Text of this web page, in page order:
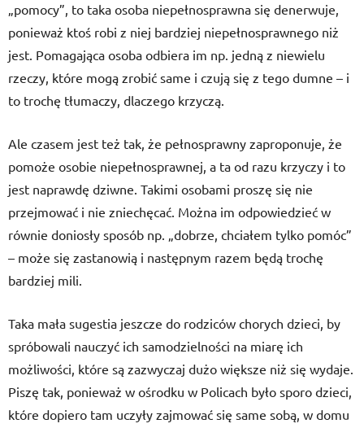
„pomocy”, to taka osoba niepełnosprawna się denerwuje,
ponieważ ktoś robi z niej bardziej niepełnosprawnego niż
jest. Pomagająca osoba odbiera im np. jedną z niewielu
rzeczy, które mogą zrobić same i czują się z tego dumne – i
to trochę tłumaczy, dlaczego krzyczą.
Ale czasem jest też tak, że pełnosprawny zaproponuje, że
pomoże osobie niepełnosprawnej, a ta od razu krzyczy i to
jest naprawdę dziwne. Takimi osobami proszę się nie
przejmować i nie zniechęcać. Można im odpowiedzieć w
równie doniosły sposób np. „dobrze, chciałem tylko pomóc”
– może się zastanowią i następnym razem będą trochę
bardziej mili.
Taka mała sugestia jeszcze do rodziców chorych dzieci, by
spróbowali nauczyć ich samodzielności na miarę ich
możliwości, które są zazwyczaj dużo większe niż się wydaje.
Piszę tak, ponieważ w ośrodku w Policach było sporo dzieci,
które dopiero tam uczyły zajmować się same sobą, w domu